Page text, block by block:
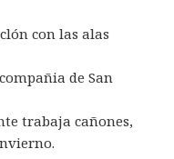
con las alas
de San
trabaja cañones,